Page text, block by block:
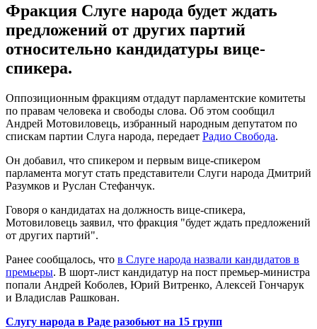
Фракция Слуге народа будет ждать
предложений от других партий
относительно кандидатуры вице-
спикера.
Оппозиционным фракциям отдадут парламентские комитеты
по правам человека и свободы слова. Об этом сообщил
Андрей Мотовиловець, избранный народным депутатом по
спискам партии Слуга народа, передает Радио Свобода.
Он добавил, что спикером и первым вице-спикером
парламента могут стать представители Слуги народа Дмитрий
Разумков и Руслан Стефанчук.
Говоря о кандидатах на должность вице-спикера,
Мотовиловець заявил, что фракция "будет ждать предложений
от других партий".
Ранее сообщалось, что в Слуге народа назвали кандидатов в
премьеры. В шорт-лист кандидатур на пост премьер-министра
попали Андрей Коболев, Юрий Витренко, Алексей Гончарук
и Владислав Рашкован.
Слугу народа в Раде разобьют на 15 групп